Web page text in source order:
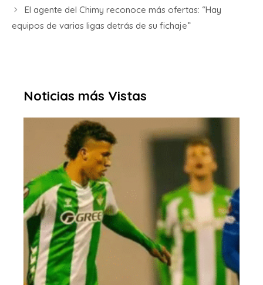
El agente del Chimy reconoce más ofertas: “Hay
equipos de varias ligas detrás de su fichaje”
Noticias más Vistas